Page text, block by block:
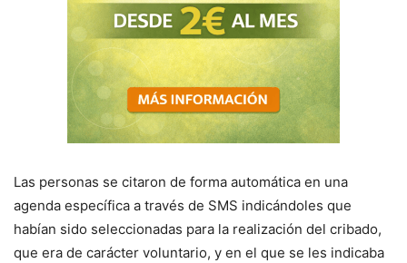
Las personas se citaron de forma automática en una
agenda específica a través de SMS indicándoles que
habían sido seleccionadas para la realización del cribado,
que era de carácter voluntario, y en el que se les indicaba